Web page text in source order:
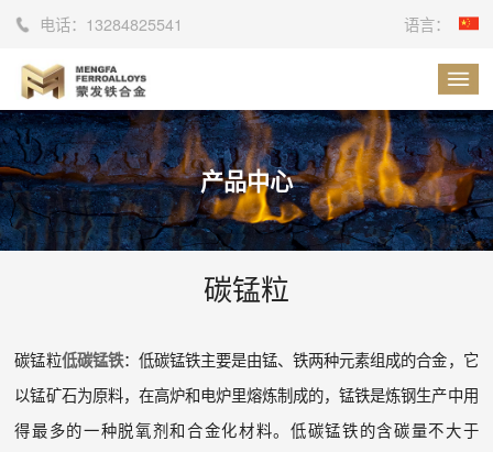
电话： 13284825541 语言：
产品中心
碳锰粒
碳锰粒低碳锰铁：低碳锰铁主要是由锰、铁两种元素组成的合金，它
以锰矿石为原料，在高炉和电炉里熔炼制成的，锰铁是炼钢生产中用
得最多的一种脱氧剂和合金化材料。低碳锰铁的含碳量不大于